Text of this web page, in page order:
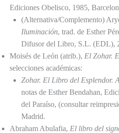
Ediciones Obelisco, 1985,
(Alternativa/Complemento)
Iluminación, trad. de Esther
Difusor del Libro, S.L. (EDL),
Moisés de León (atrib.), El Zohar.
selecciones académicas:
Zohar. El Libro del Esplendor.
notas de Esther Bendahan,
del Paraíso, (consultar
Madrid.
Abraham Abulafia, El libro del